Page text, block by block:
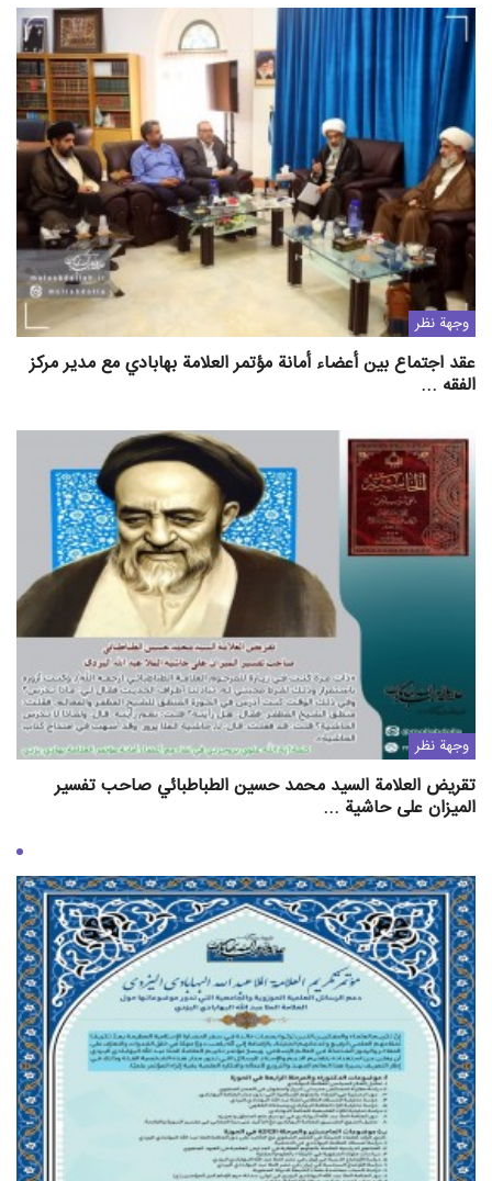
وجهة نظر
عقد اجتماع بين أعضاء أمانة مؤتمر العلامة بهابادي مع مدير مركز
الفقه ...
وجهة نظر
تقريض العلامة السيد محمد حسين الطباطبائي صاحب تفسير
الميزان على حاشية ...